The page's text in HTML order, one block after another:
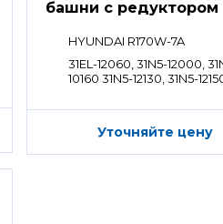
башни с редуктором
HYUNDAI R170W-7A
31EL-12060, 31N5-12000,
10160 31N5-12130, 31N5-
Уточняйте цену